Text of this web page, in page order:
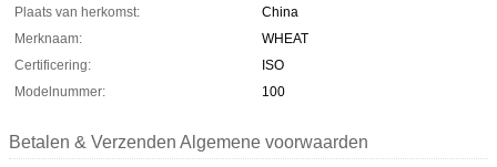
Plaats van herkomst:
China
Merknaam:
WHEAT
Certificering:
ISO
Modelnummer:
100
Betalen & Verzenden Algemene voorwaarden